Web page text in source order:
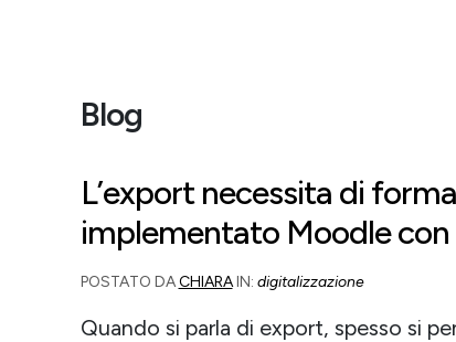
Blog
L’export necessita di
implementato Moodle con
POSTATO DACHIARAIN: digitalizzazione
Quando si parla di export, spesso si